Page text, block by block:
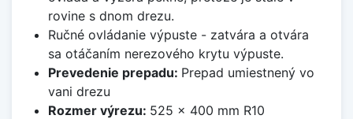
rovine s dnom drezu.
Ručné ovládanie výpuste - zatvára a otvára
sa otáčaním nerezového krytu výpuste.
Prevedenie prepadu: Prepad umiestnený vo
vani drezu
Rozmer výrezu: 525 x 400 mm R10